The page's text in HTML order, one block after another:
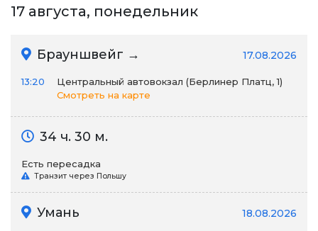
17 августа, понедельник
Брауншвейг → 17.08.2026
13:20
Центральный автовокзал (Берлинер Платц, 1)
Смотреть на карте
34 ч. 30 м.
Есть пересадка
Транзит через Польшу
Умань 18.08.2026